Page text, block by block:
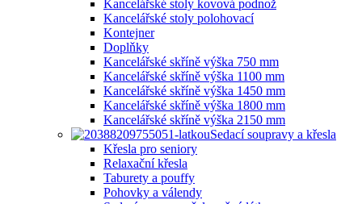
Kancelářské stoly kovová podnož
Kancelářské stoly polohovací
Kontejner
Doplňky
Kancelářské skříně výška 750 mm
Kancelářské skříně výška 1100 mm
Kancelářské skříně výška 1450 mm
Kancelářské skříně výška 1800 mm
Kancelářské skříně výška 2150 mm
Sedací soupravy a křesla
Křesla pro seniory
Relaxační křesla
Taburety a pouffy
Pohovky a válendy